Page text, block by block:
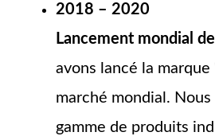
2018 – 2020
Lancement mondial de
avons lancé la marque
marché mondial.
gamme de produits